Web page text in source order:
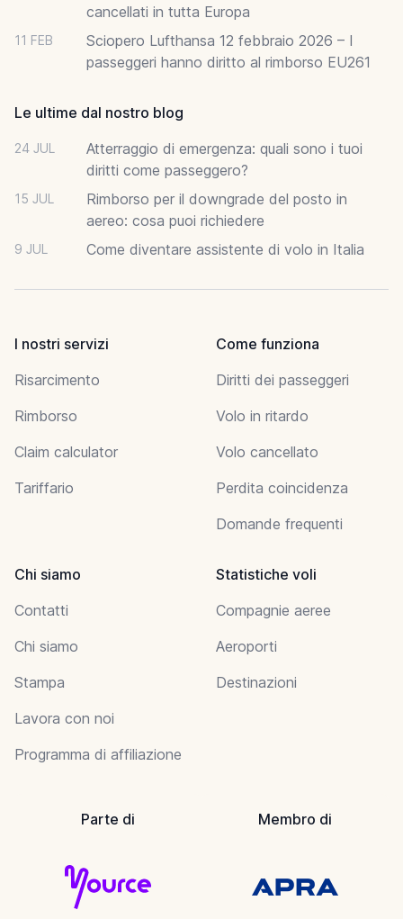
cancellati in tutta Europa
11 FEB
Sciopero Lufthansa 12 febbraio 2026 – I
passeggeri hanno diritto al rimborso EU261
Le ultime dal nostro blog
24 JUL
Atterraggio di emergenza: quali sono i tuoi
diritti come passeggero?
15 JUL
Rimborso per il downgrade del posto in
aereo: cosa puoi richiedere
9 JUL Come diventare assistente di volo in Italia
I nostri servizi
Risarcimento
Rimborso
Claim calculator
Tariffario
Come funziona
Diritti dei passeggeri
Volo in ritardo
Volo cancellato
Perdita coincidenza
Domande frequenti
Chi siamo
Contatti
Chi siamo
Stampa
Lavora con noi
Programma di affiliazione
Statistiche voli
Compagnie aeree
Aeroporti
Destinazioni
Parte di Membro di